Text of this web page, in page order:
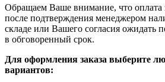
Обращаем Ваше внимание, что оплата
после подтверждения менеджером
складе или Вашего согласия ожидать
в обговоренный срок.
Для оформления заказа выберите
вариантов: